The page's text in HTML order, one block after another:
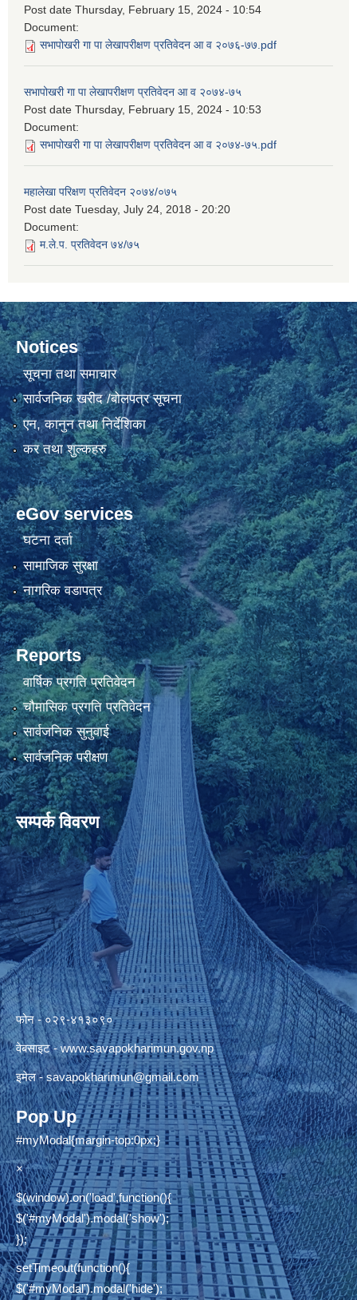
Post date Thursday, February 15, 2024 - 10:54
Document:
सभापोखरी गा पा लेखापरीक्षण प्रतिवेदन आ व २०७६-७७.pdf
सभापोखरी गा पा लेखापरीक्षण प्रतिवेदन आ व २०७४-७५
Post date Thursday, February 15, 2024 - 10:53
Document:
सभापोखरी गा पा लेखापरीक्षण प्रतिवेदन आ व २०७४-७५.pdf
महालेखा परिक्षण प्रतिवेदन २०७४/०७५
Post date Tuesday, July 24, 2018 - 20:20
Document:
म.ले.प. प्रतिवेदन ७४/७५
Notices
सूचना तथा समाचार
सार्वजनिक खरीद /बोलपत्र सूचना
एन, कानुन तथा निर्देशिका
कर तथा शुल्कहरु
eGov services
घटना दर्ता
सामाजिक सुरक्षा
नागरिक वडापत्र
Reports
वार्षिक प्रगति प्रतिवेदन
चौमासिक प्रगति प्रतिवेदन
सार्वजनिक सुनुवाई
सार्वजनिक परीक्षण
सम्पर्क विवरण
फोन - ०२९-४१३०९०
वेबसाइट -www.savapokharimun.gov.np
इमेल -savapokharimun@gmail.com
Pop Up
#myModal{margin-top:0px;}
×
$(window).on('load',function(){
$('#myModal').modal('show');
});
setTimeout(function(){
$('#myModal').modal('hide');